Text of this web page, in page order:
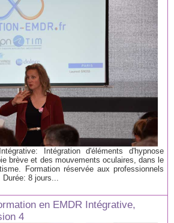
Intégration d'éléments d'hypnose
brève et des mouvements oculaires, dans le
Formation réservée aux professionnels
8 jours...
en EMDR Intégrative,
4